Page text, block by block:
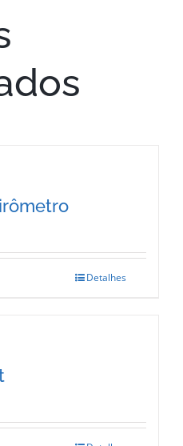
Detalhes